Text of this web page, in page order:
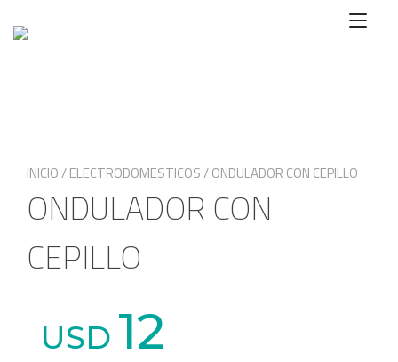
contenido
INICIO/ELECTRODOMESTICOS/ ONDULADOR CON CEPILLO
ONDULADOR CON
CEPILLO
USD 12